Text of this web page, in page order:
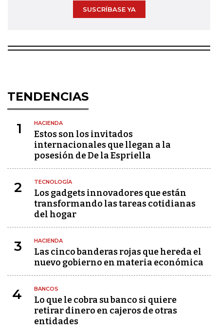
SUSCRÍBASE YA
TENDENCIAS
1 HACIENDA
Estos son los invitados
internacionales que llegan a la
posesión de De la Espriella
2 TECNOLOGÍA
Los gadgets innovadores que están
transformando las tareas cotidianas
del hogar
3 HACIENDA
Las cinco banderas rojas que hereda el
nuevo gobierno en materia económica
4 BANCOS
Lo que le cobra su banco si quiere
retirar dinero en cajeros de otras
entidades